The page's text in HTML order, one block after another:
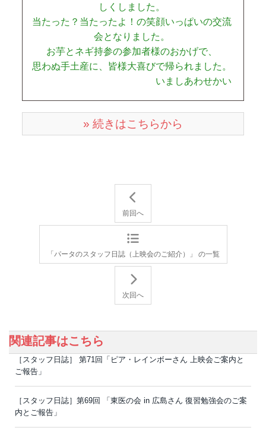
しくしました。
当たった？当たったよ！の笑顔いっぱいの交流
会となりました。
お芋とネギ持参の参加者様のおかげで、
思わぬ手土産に、皆様大喜びで帰られました。
いましあわせかい
» 続きはこちらから
前回へ
「パータのスタッフ日誌（上映会のご紹介）」 の一覧
次回へ
関連記事はこちら
［スタッフ日誌］ 第71回「ピア・レインボーさん 上映会ご案内と
ご報告」
［スタッフ日誌］第69回 「東医の会 in 広島さん 復習勉強会のご案
内とご報告」